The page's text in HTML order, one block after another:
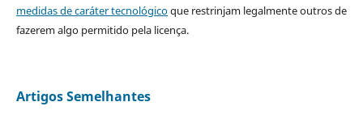
medidas de caráter tecnológicoque restrinjam legalmente outros de
fazerem algo permitido pela licença.
Artigos Semelhantes